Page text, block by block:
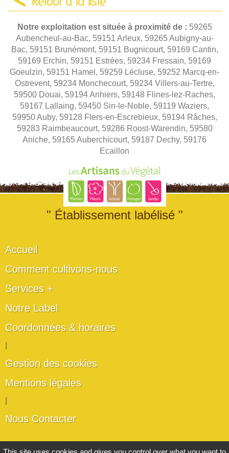
Notre exploitation est située à proximité de : 59265
Aubencheul-au-Bac, 59151 Arleux, 59265 Aubigny-au-
Bac, 59151 Brunémont, 59151 Bugnicourt, 59169 Cantin,
59169 Erchin, 59151 Estrées, 59234 Fressain, 59169
Goeulzin, 59151 Hamel, 59259 Lécluse, 59252 Marcq-en-
Ostrevent, 59234 Monchecourt, 59234 Villers-au-Tertre,
59500 Douai, 59194 Anhiers, 59148 Flines-lez-Raches,
59167 Lallaing, 59450 Sin-le-Noble, 59119 Waziers,
59950 Auby, 59128 Flers-en-Escrebieux, 59194 Râches,
59283 Raimbeaucourt, 59286 Roost-Warendin, 59580
Aniche, 59165 Auberchicourt, 59187 Dechy, 59176
Ecaillon
" Établissement labélisé "
Accueil
Comment cultivons-nous
Services +
Notre Label
Coordonnées & horaires
Gestion des cookies
Mentions légales
Nous Contacter
Les artisans du végétal